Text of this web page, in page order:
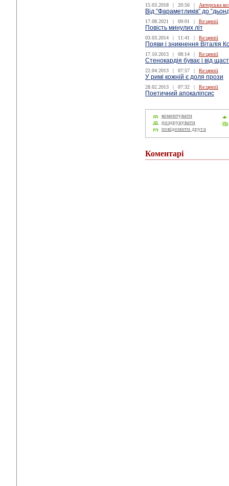
15.03.2018 | 20:56 | Авторська
Від “Фараметликів” до
17.08.2021 | 09:01 | Re:цензії
Повість минулих літ
03.03.2014 | 11:41 | Re:цензії
Появи і зникнення Віталія
17.10.2013 | 08:14 | Re:цензії
Стенокардія буває і від
22.04.2013 | 07:57 | Re:цензії
У римі кожній є доля прози
28.02.2013 | 07:32 | Re:цензії
Поетичний апокаліпсис
коментувати
роздрукувати
повідомити друга
Коментарі